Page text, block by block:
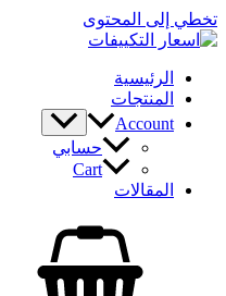
تخطي إلى المحتوى
الرئيسية
المنتجات
Account
حسابي
Cart
المقالات